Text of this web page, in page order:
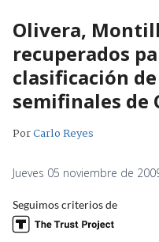
Olivera,
recuperados
clasificación de
semifinales de
PorCarlo Reyes
Jueves 05 noviembre de
Seguimos criterios de